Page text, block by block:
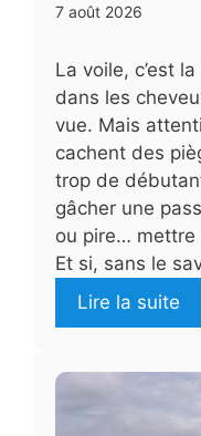
7 août 2026
La voile, c’est
dans les
vue. Mais
cachent des
trop de
gâcher une
ou pire… mettre
Et si, sans le
Lire la suite